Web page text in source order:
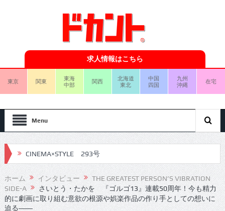
求人情報はこちら
東京 関東
東海
中部
関西
北海道
東北
中国
四国
九州
沖縄
在宅
Menu
CINEMA×STYLE 293号
CINEMA×STYLE 291号
CINEMA×STYLE 290号
ホーム インタビュー
THE GREATEST PERSON’S VIBRATION
SIDE-A
さいとう・たかを 『ゴルゴ13』連載50周年！今も精力
的に劇画に取り組む意欲の根源や娯楽作品の作り手としての想いに
迫る――